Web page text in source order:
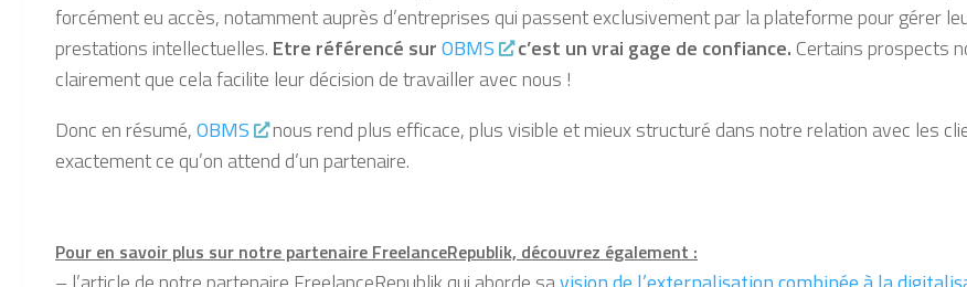
forcément eu accès, notamment auprès d’entreprises qui passent exclusivement par la plateforme pour gérer
prestations intellectuelles. Etre référencé surOBMS c’est un vrai gage de confiance. Certains prospects
clairement que celafacilite leur décision de travailleravec nous !
Donc en résumé,OBMS nous rend plus efficace, plus visible et mieux structuré dans notre relation avec les
exactement ce qu’on attend d’un partenaire.
Pour en savoir plus sur notre partenaire FreelanceRepublik, découvrez également :